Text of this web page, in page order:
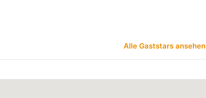
Alle Gaststars ansehen